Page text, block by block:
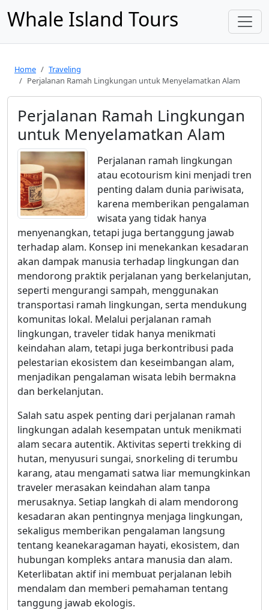
Whale Island Tours
Home
Traveling
Perjalanan Ramah Lingkungan untuk Menyelamatkan Alam
Perjalanan Ramah Lingkungan
untuk Menyelamatkan Alam
Perjalanan ramah lingkungan
atau ecotourism kini menjadi tren
penting dalam dunia pariwisata,
karena memberikan pengalaman
wisata yang tidak hanya
menyenangkan, tetapi juga bertanggung jawab
terhadap alam. Konsep ini menekankan kesadaran
akan dampak manusia terhadap lingkungan dan
mendorong praktik perjalanan yang berkelanjutan,
seperti mengurangi sampah, menggunakan
transportasi ramah lingkungan, serta mendukung
komunitas lokal. Melalui perjalanan ramah
lingkungan, traveler tidak hanya menikmati
keindahan alam, tetapi juga berkontribusi pada
pelestarian ekosistem dan keseimbangan alam,
menjadikan pengalaman wisata lebih bermakna
dan berkelanjutan.
Salah satu aspek penting dari perjalanan ramah
lingkungan adalah kesempatan untuk menikmati
alam secara autentik. Aktivitas seperti trekking di
hutan, menyusuri sungai, snorkeling di terumbu
karang, atau mengamati satwa liar memungkinkan
traveler merasakan keindahan alam tanpa
merusaknya. Setiap langkah di alam mendorong
kesadaran akan pentingnya menjaga lingkungan,
sekaligus memberikan pengalaman langsung
tentang keanekaragaman hayati, ekosistem, dan
hubungan kompleks antara manusia dan alam.
Keterlibatan aktif ini membuat perjalanan lebih
mendalam dan memberi pemahaman tentang
tanggung jawab ekologis.